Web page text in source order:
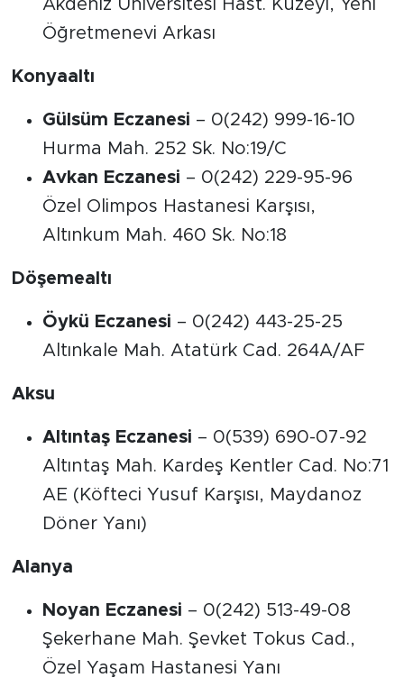
Akdeniz Üniversitesi Hast. Kuzeyi, Yeni
Öğretmenevi Arkası
Konyaaltı
Gülsüm Eczanesi – 0(242) 999-16-10
Hurma Mah. 252 Sk. No:19/C
Avkan Eczanesi – 0(242) 229-95-96
Özel Olimpos Hastanesi Karşısı,
Altınkum Mah. 460 Sk. No:18
Döşemealtı
Öykü Eczanesi – 0(242) 443-25-25
Altınkale Mah. Atatürk Cad. 264A/AF
Aksu
Altıntaş Eczanesi – 0(539) 690-07-92
Altıntaş Mah. Kardeş Kentler Cad. No:71
AE (Köfteci Yusuf Karşısı, Maydanoz
Döner Yanı)
Alanya
Noyan Eczanesi – 0(242) 513-49-08
Şekerhane Mah. Şevket Tokus Cad.,
Özel Yaşam Hastanesi Yanı